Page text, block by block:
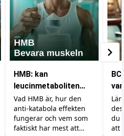
HMB: kan
leucinmetaboliten
skydda dina muskler?
Vad HMB är, hur den
anti-katabola effekten
fungerar och vem som
faktiskt har mest att
Lär
du
att